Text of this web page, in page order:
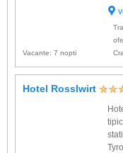
Vacante: 7 nopti
Hotel Rosslwirt